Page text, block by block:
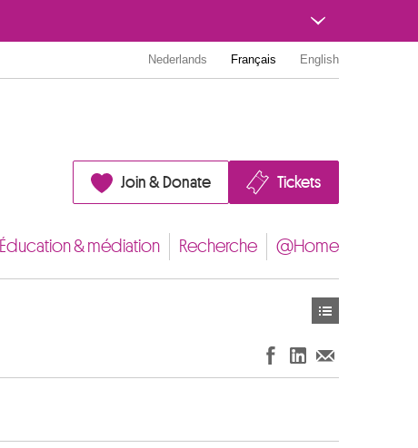
Nederlands Français English
Join & Donate Tickets
Éducation & médiation Recherche @Home